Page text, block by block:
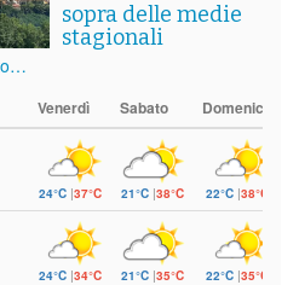
sopra delle medie
stagionali
Venerdì Sabato Domenica
24°C |37°C 21°C |38°C 22°C |38°C
24°C |34°C 21°C |35°C 22°C |35°C